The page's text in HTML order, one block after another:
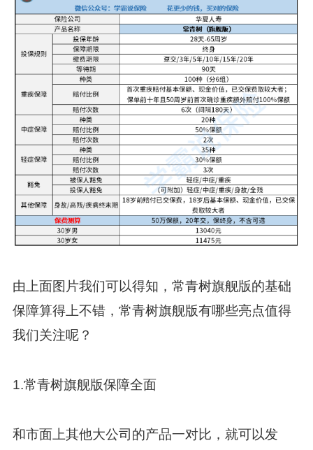
由上面图片我们可以得知，常青树旗舰版的基础
保障算得上不错，常青树旗舰版有哪些亮点值得
我们关注呢？
1.常青树旗舰版保障全面
和市面上其他大公司的产品一对比，就可以发